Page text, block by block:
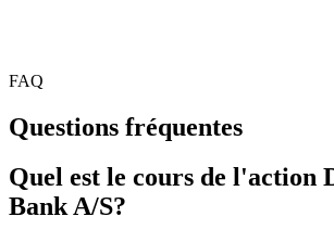
FAQ
Questions fréquentes
Quel est le cours de l'action
Bank A/S?